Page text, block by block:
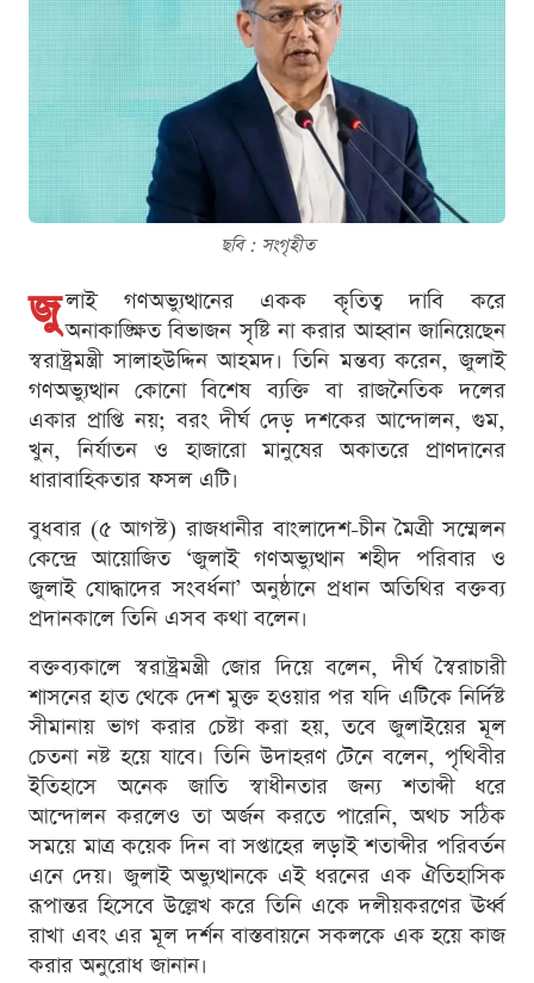
ছবি : সংগৃহীত
জু লাই গণঅভ্যুত্থানের একক কৃতিত্ব দাবি করে
অনাকাঙ্ক্ষিত বিভাজন সৃষ্টি না করার আহ্বান জানিয়েছেন
স্বরাষ্ট্রমন্ত্রী সালাহউদ্দিন আহমদ। তিনি মন্তব্য করেন, জুলাই
গণঅভ্যুত্থান কোনো বিশেষ ব্যক্তি বা রাজনৈতিক দলের
একার প্রাপ্তি নয়; বরং দীর্ঘ দেড় দশকের আন্দোলন, গুম,
খুন, নির্যাতন ও হাজারো মানুষের অকাতরে প্রাণদানের
ধারাবাহিকতার ফসল এটি।
বুধবার (৫ আগস্ট) রাজধানীর বাংলাদেশ-চীন মৈত্রী সম্মেলন
কেন্দ্রে আয়োজিত ‘জুলাই গণঅভ্যুত্থান শহীদ পরিবার ও
জুলাই যোদ্ধাদের সংবর্ধনা’ অনুষ্ঠানে প্রধান অতিথির বক্তব্য
প্রদানকালে তিনি এসব কথা বলেন।
বক্তব্যকালে স্বরাষ্ট্রমন্ত্রী জোর দিয়ে বলেন, দীর্ঘ স্বৈরাচারী
শাসনের হাত থেকে দেশ মুক্ত হওয়ার পর যদি এটিকে নির্দিষ্ট
সীমানায় ভাগ করার চেষ্টা করা হয়, তবে জুলাইয়ের মূল
চেতনা নষ্ট হয়ে যাবে। তিনি উদাহরণ টেনে বলেন, পৃথিবীর
ইতিহাসে অনেক জাতি স্বাধীনতার জন্য শতাব্দী ধরে
আন্দোলন করলেও তা অর্জন করতে পারেনি, অথচ সঠিক
সময়ে মাত্র কয়েক দিন বা সপ্তাহের লড়াই শতাব্দীর পরিবর্তন
এনে দেয়। জুলাই অভ্যুত্থানকে এই ধরনের এক ঐতিহাসিক
রূপান্তর হিসেবে উল্লেখ করে তিনি একে দলীয়করণের ঊর্ধ্ব
রাখা এবং এর মূল দর্শন বাস্তবায়নে সকলকে এক হয়ে কাজ
করার অনুরোধ জানান।